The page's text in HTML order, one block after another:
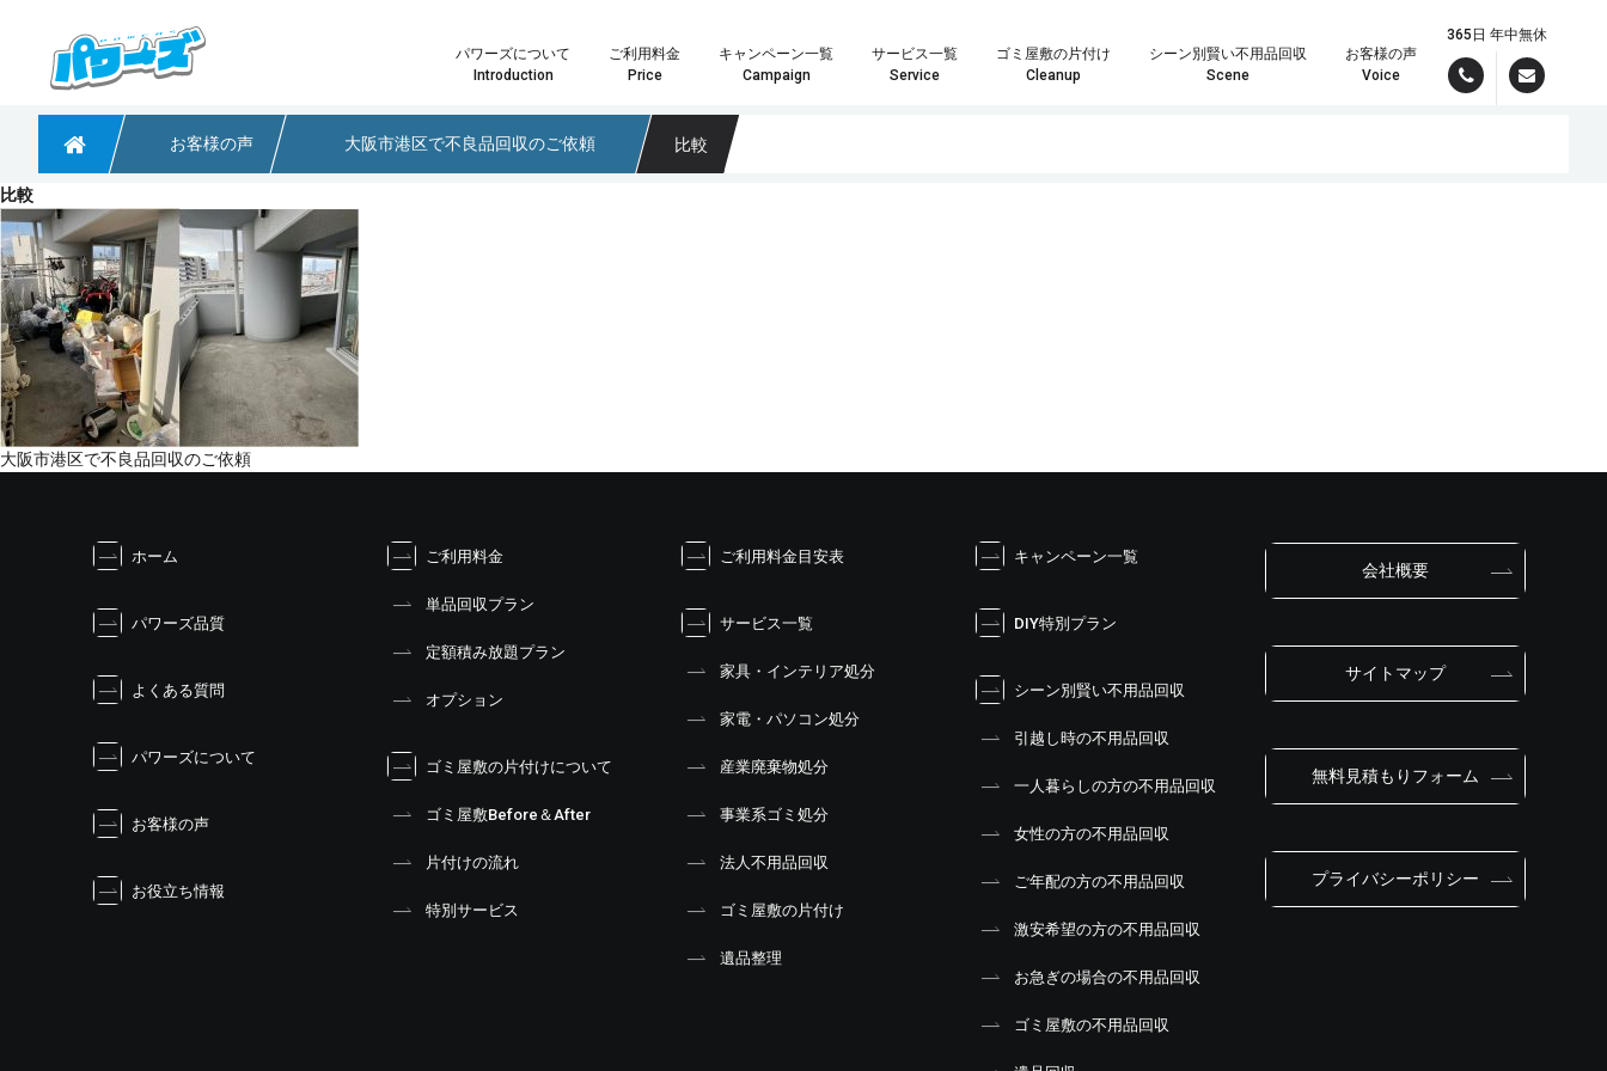
パワーズについて
Introduction
ご利用料金
Price
キャンペーン一覧
Campaign
サービス一覧
Service
ゴミ屋敷の片付け
Cleanup
シーン別賢い不用品回収
Scene
お客様の声
Voice
365日 年中無休
粗大ごみや不用品回収なら大阪のパワーズ
お客様の声 大阪市港区で不良品回収のご依頼 比較
比較
投
大阪市港区で不良品回収のご依頼
ホーム
パワーズ品質
よくある質問
パワーズについて
お客様の声
お役立ち情報
ご利用料金
単品回収プラン
定額積み放題プラン
オプション
ゴミ屋敷の片付けについて
ゴミ屋敷Before＆After
片付けの流れ
特別サービス
ご利用料金目安表
サービス一覧
家具・インテリア処分
家電・パソコン処分
産業廃棄物処分
事業系ゴミ処分
法人不用品回収
ゴミ屋敷の片付け
遺品整理
キャンペーン一覧
DIY特別プラン
シーン別賢い不用品回収
引越し時の不用品回収
一人暮らしの方の不用品回収
女性の方の不用品回収
ご年配の方の不用品回収
激安希望の方の不用品回収
お急ぎの場合の不用品回収
ゴミ屋敷の不用品回収
会社概要
サイトマップ
無料見積もりフォーム
プライバシーポリシー